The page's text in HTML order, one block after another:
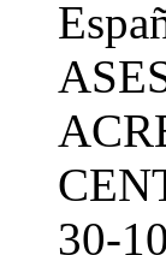
30-